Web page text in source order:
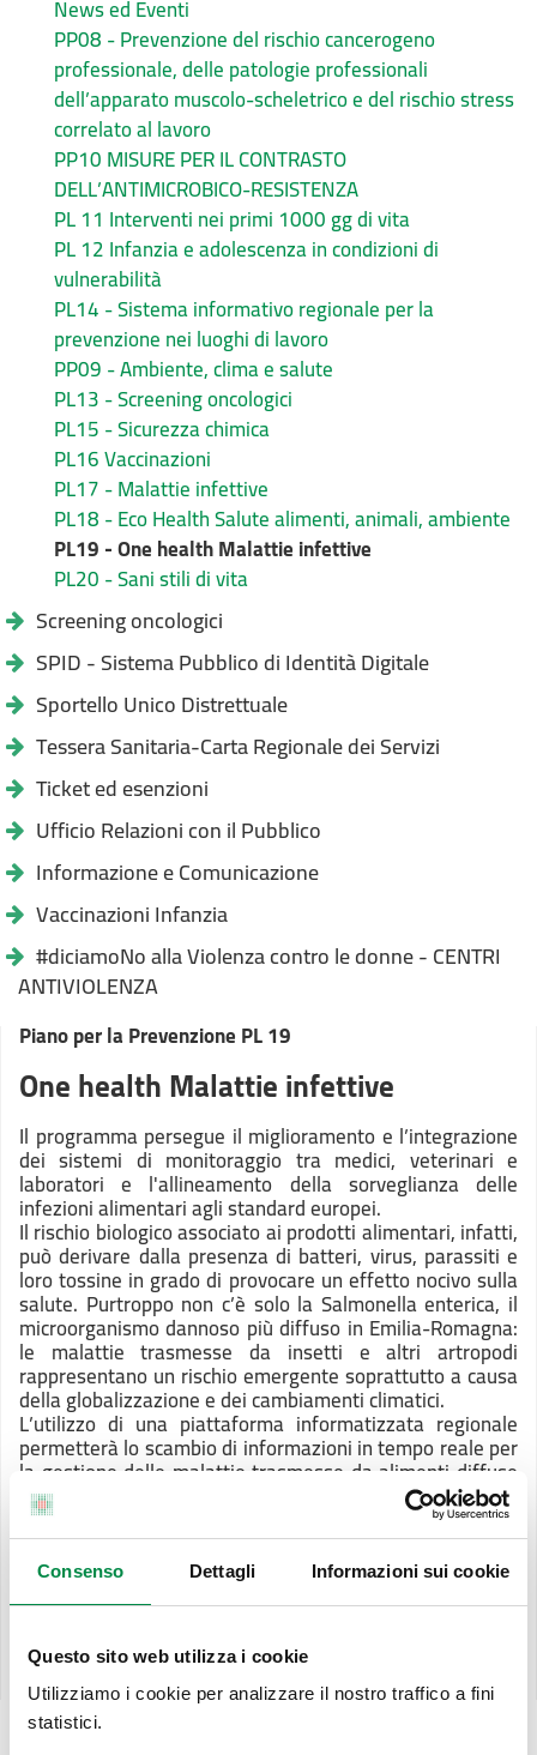
Consenso Dettagli Informazioni sui cookie
Questo sito web utilizza i cookie
Utilizziamo i cookie per analizzare il nostro traffico a fini
statistici.
News ed Eventi
PP08 - Prevenzione del rischio cancerogeno
professionale, delle patologie professionali
dell’apparato muscolo-scheletrico e del rischio stress
correlato al lavoro
PP10 MISURE PER IL CONTRASTO
DELL’ANTIMICROBICO-RESISTENZA
PL 11 Interventi nei primi 1000 gg di vita
PL 12 Infanzia e adolescenza in condizioni di
vulnerabilità
PL14 - Sistema informativo regionale per la
prevenzione nei luoghi di lavoro
PP09 - Ambiente, clima e salute
PL13 - Screening oncologici
PL15 - Sicurezza chimica
PL16 Vaccinazioni
PL17 - Malattie infettive
PL18 - Eco Health Salute alimenti, animali, ambiente
PL19 - One health Malattie infettive
PL20 - Sani stili di vita
Screening oncologici
SPID - Sistema Pubblico di Identità Digitale
Sportello Unico Distrettuale
Tessera Sanitaria-Carta Regionale dei Servizi
Ticket ed esenzioni
Ufficio Relazioni con il Pubblico
Informazione e Comunicazione
Vaccinazioni Infanzia
#diciamoNo alla Violenza contro le donne - CENTRI
ANTIVIOLENZA
Piano per la Prevenzione PL 19
One health Malattie infettive
Il programma persegue il miglioramento e l’integrazione
dei sistemi di monitoraggio tra medici, veterinari e
laboratori e l'allineamento della sorveglianza delle
infezioni alimentari agli standard europei.
Il rischio biologico associato ai prodotti alimentari, infatti,
può derivare dalla presenza di batteri, virus, parassiti e
loro tossine in grado di provocare un effetto nocivo sulla
salute. Purtroppo non c’è solo la Salmonella enterica, il
microorganismo dannoso più diffuso in Emilia-Romagna:
le malattie trasmesse da insetti e altri artropodi
rappresentano un rischio emergente soprattutto a causa
della globalizzazione e dei cambiamenti climatici.
L’utilizzo di una piattaforma informatizzata regionale
permetterà lo scambio di informazioni in tempo reale per
la gestione delle malattie trasmesse da alimenti diffuse
e dei focolai, mentre un piano regionale sarà dedicato
alle malattie trasmesse da zanzara tigre (Chikungunya e
Dengue) e da zanzara comune (West Nile).
Scarica la scheda di sintesi PL19
(292.9 KB)
Scarica il programma PL19(647.97 KB)
Scarica governance ed indicatori PL19